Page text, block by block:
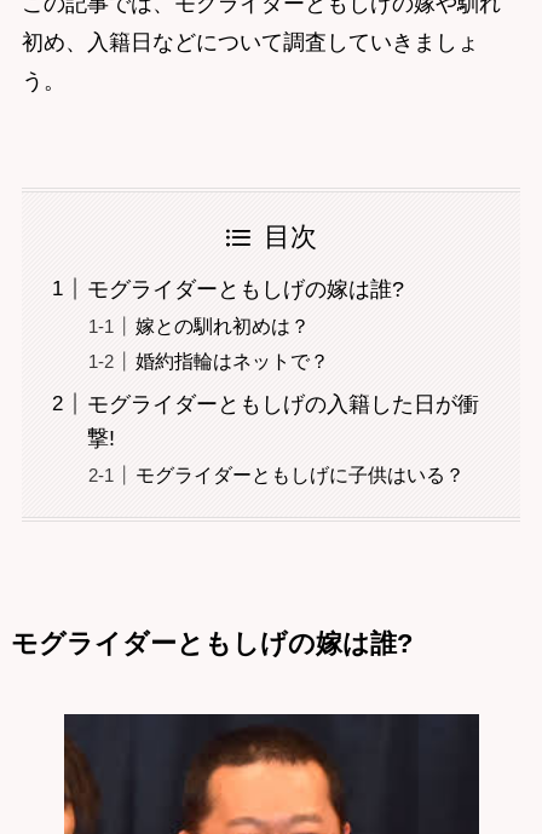
初め、入籍日などについて調査していきましょ
う。
目次
モグライダーともしげの嫁は誰?
嫁との馴れ初めは？
婚約指輪はネットで？
モグライダーともしげの入籍した日が衝
撃!
モグライダーともしげに子供はいる？
モグライダーともしげの嫁は誰?